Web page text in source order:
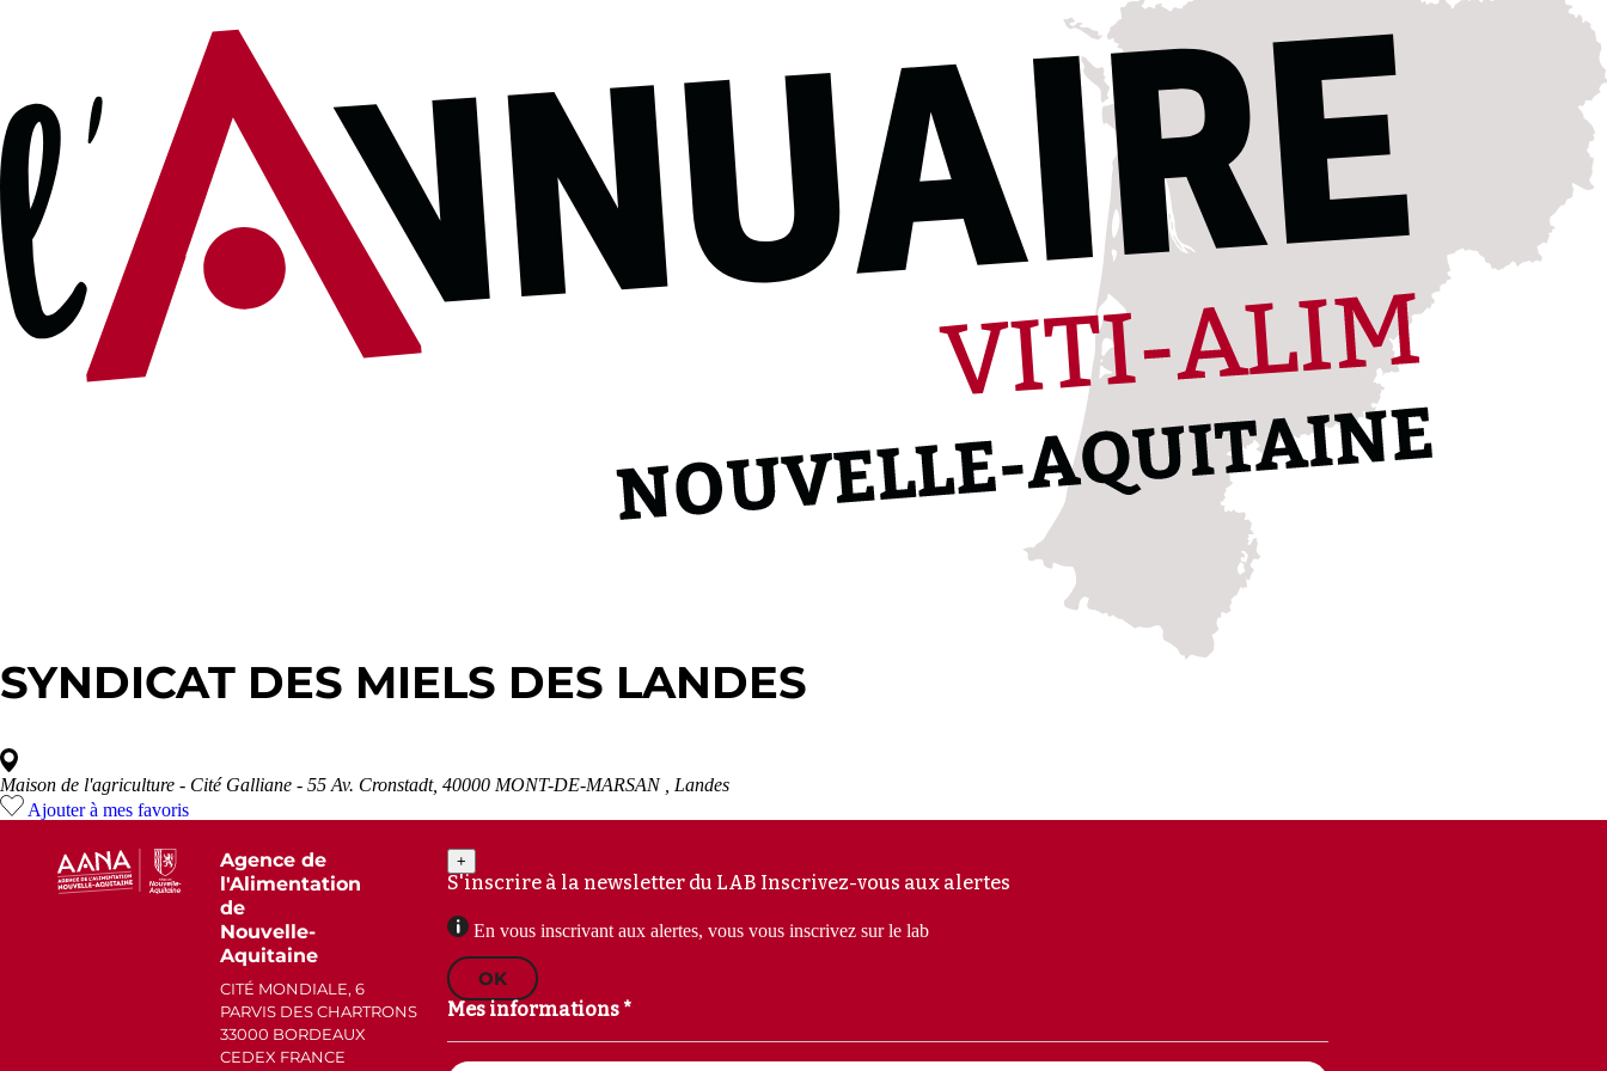
SYNDICAT DES MIELS DES LANDES
Maison de l'agriculture - Cité Galliane - 55 Av. Cronstadt, 40000 MONT-DE-MARSAN
, Landes
Ajouter à mes favoris
Agence de
l'Alimentation
de
Nouvelle-
Aquitaine
CITÉ MONDIALE, 6
PARVIS DES CHARTRONS
33000 BORDEAUX
CEDEX FRANCE
+
S'inscrire à la newsletter du LAB Inscrivez-vous aux alertes
En vous inscrivant aux alertes, vous vous inscrivez sur le lab
OK
Mes informations *